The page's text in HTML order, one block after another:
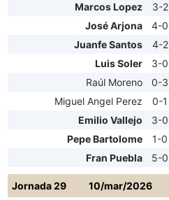
Marcos Lopez
3-2
José Arjona
4-0
Juanfe Santos
4-2
Luis Soler
3-0
Raúl Moreno
0-3
Miguel Angel Perez
0-1
Emilio Vallejo
3-0
Pepe Bartolome
1-0
Fran Puebla
5-0
Jornada 29
10/mar/2026